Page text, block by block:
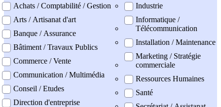
professionel
Achats / Comptabilité / Gestion
Arts / Artisanat d'art
Banque / Assurance
Bâtiment / Travaux Publics
Commerce / Vente
Communication / Multimédia
Conseil / Etudes
Direction d'entreprise
Industrie
Informatique /
Télécommunication
Installation / Maintenance
Marketing / Stratégie
commerciale
Ressources Humaines
Santé